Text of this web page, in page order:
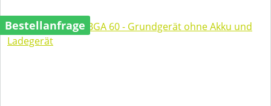
Bestellanfrage